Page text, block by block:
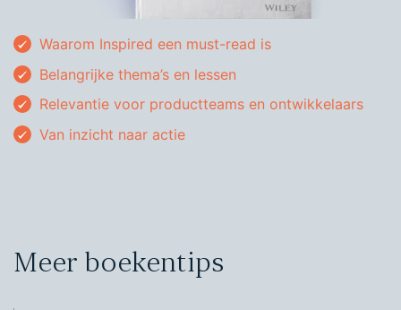
Waarom Inspired een must-read is
Belangrijke thema’s en lessen
Relevantie voor productteams en ontwikkelaars
Van inzicht naar actie
Meer boekentips